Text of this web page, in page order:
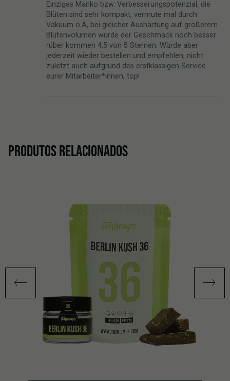
Einziges Manko bzw. Verbesserungspotenzial, die
Blüten sind sehr kompakt, vermute mal durch
Vakuum o.Ä, bei gleicher Aushärtung auf größerem
Blütenvolumen würde der Geschmack noch besser
rüber kommen 4,5 von 5 Sternen. Würde aber
jederzeit wieder bestellen und empfehlen, nicht
zuletzt auch aufgrund des erstklassigen Service
eurer Mitarbeiter*innen, top!
PRODUTOS RELACIONADOS